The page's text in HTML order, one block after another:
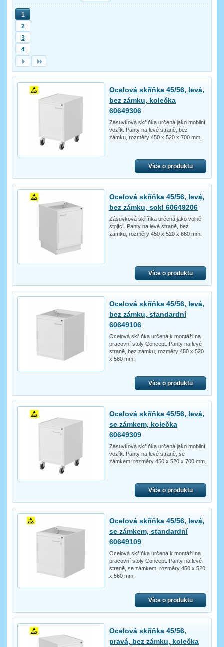
1
2
3
4
Ocelová skříňka 45/56, levá,
bez zámku, kolečka
60649306
Zásuvková skříňka určená jako mobilní
vozík. Panty na levé straně, bez
zámku, rozměry 450 x 520 x 700 mm.
Více o produktu
Ocelová skříňka 45/56, levá,
bez zámku, sokl 60649206
Zásuvková skříňka určená jako volně
stojící. Panty na levé straně, bez
zámku, rozměry 450 x 520 x 660 mm.
Více o produktu
Ocelová skříňka 45/56, levá,
bez zámku, standardní
60649106
Ocelová skříňka určená k montáži na
pracovní stoly Concept. Panty na levé
straně, bez zámku, rozměry 450 x 520
x 560 mm.
Více o produktu
Ocelová skříňka 45/56, levá,
se zámkem, kolečka
60649309
Zásuvková skříňka určená jako mobilní
vozík. Panty na levé straně, se
zámkem, rozměry 450 x 520 x 700 mm.
Více o produktu
Ocelová skříňka 45/56, levá,
se zámkem, standardní
60649109
Ocelová skříňka určená k montáži na
pracovní stoly Concept. Panty na levé
straně, se zámkem, rozměry 450 x 520
x 560 mm.
Více o produktu
Ocelová skříňka 45/56,
pravá, bez zámku, kolečka